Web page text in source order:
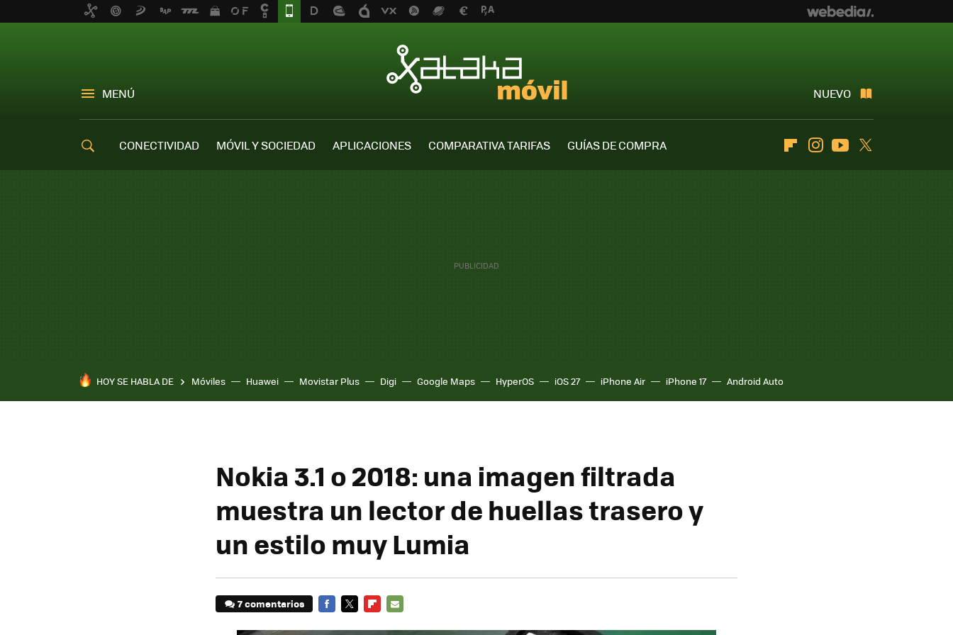
MENÚ NUEVO
CONECTIVIDAD MÓVIL Y SOCIEDAD APLICACIONES COMPARATIVA TARIFAS
GUÍAS DE COMPRA
FlipboardInstagramYoutube
HOY SE HABLA DE Móviles Huawei Movistar Plus Digi Google Maps HyperOS iOS 27 iPhone Air iPhone 17 Android Auto
Nokia 3.1 o 2018: una imagen filtrada
muestra un lector de huellas trasero y
un estilo muy Lumia
7 comentarios